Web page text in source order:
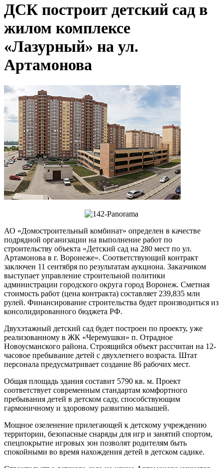
ДСК построит детский сад в
жилом комплексе
«Лазурный» на ул.
Артамонова
АО «Домостроительный комбинат» определен в качестве
подрядной организации на выполнение работ по
строительству объекта «Детский сад на 280 мест по ул.
Артамонова в г. Воронеже». Соответствующий контракт
заключен 11 сентября по результатам аукциона. Заказчиком
выступает управление строительной политики
администрации городского округа город Воронеж. Сметная
стоимость работ (цена контракта) составляет 239,835 млн
рулей. Финансирование строительства будет производиться из
консолидированного бюджета РФ.
Двухэтажный детский сад будет построен по проекту, уже
реализованному в ЖК «Черемушки» п. Отрадное
Новоусманского района. Строящийся объект рассчитан на 12-
часовое пребывание детей с двухлетнего возраста. Штат
персонала предусматривает создание 86 рабочих мест.
Общая площадь здания составит 5790 кв. м. Проект
соответствует современным стандартам комфортного
пребывания детей в детском саду, способствующим
гармоничному и здоровому развитию малышей.
Мощное озеленение прилегающей к детскому учреждению
территории, безопасные снаряды для игр и занятий спортом,
спецпокрытие игровых зон позволят родителям быть
спокойными во время нахождения детей в детском садике.